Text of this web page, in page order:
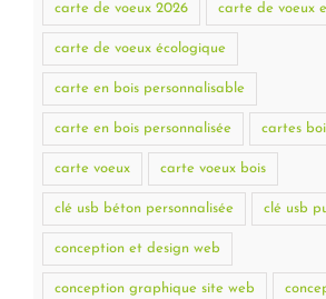
carte de voeux 2026 carte de voeux
carte de voeux écologique
carte en bois personnalisable
carte en bois personnalisée cartes
carte voeux carte voeux bois
clé usb béton personnalisée clé usb
conception et design web
conception graphique site web